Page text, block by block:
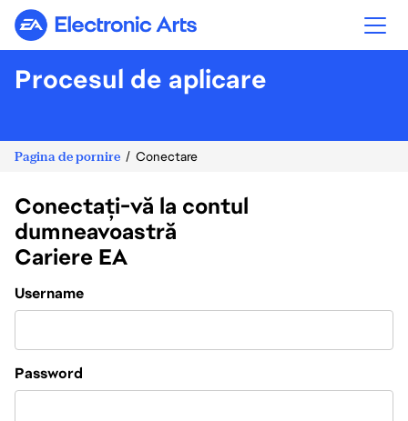
Electronic Arts
Procesul de aplicare
Pagina de pornire Conectare
Conectați-vă la contul
dumneavoastră
Cariere EA
Login
Username
Password